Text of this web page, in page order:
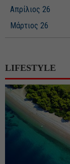
Απρίλιος 26
Μάρτιος 26
Δεκέμβριος 25
Νοέμβριος 25
Οκτώβριος 25
Σεπτέμβριος 25
Αύγουστος 25
LIFESTYLE